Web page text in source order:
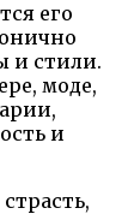
его
и стили.
моде,
и